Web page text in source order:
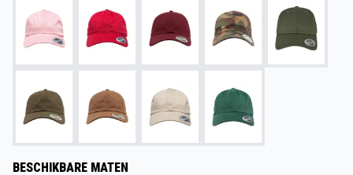
BESCHIKBARE MATEN